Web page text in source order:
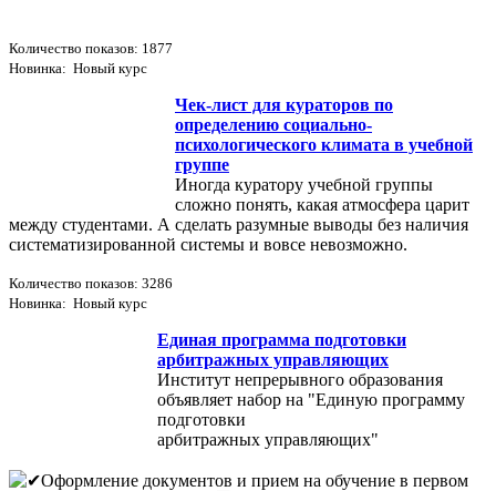
Количество показов: 1877
Новинка: Новый курс
Чек-лист для кураторов по
определению социально-
психологического климата в учебной
группе
Иногда куратору учебной группы
сложно понять, какая атмосфера царит
между студентами. А сделать разумные выводы без наличия
систематизированной системы и вовсе невозможно.
Количество показов: 3286
Новинка: Новый курс
Единая программа подготовки
арбитражных управляющих
Институт непрерывного образования
объявляет набор на "Единую программу
подготовки
арбитражных управляющих"
Оформление документов и прием на обучение в первом